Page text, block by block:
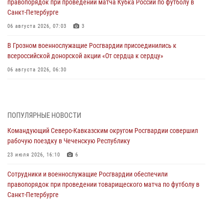
правопорядок при проведении матча Кубка России по футболу в
Санкт-Петербурге
06 августа 2026, 07:03 3
В Грозном военнослужащие Росгвардии присоединились к
всероссийской донорской акции «От сердца к сердцу»
06 августа 2026, 06:30
06 августа 2026, 06:15
На Сахалине при участии СОБР Росгвардии пресекли нелегальную
добычу биоресурсов
06 августа 2026, 05:12
Росгвардейцы уничтожили свыше 120 беспилотников в ЛНР
06 августа 2026, 05:00
ПОПУЛЯРНЫЕ НОВОСТИ
Командующий Северо-Кавказским округом Росгвардии совершил
рабочую поездку в Чеченскую Республику
23 июля 2026, 16:10 6
Сотрудники и военнослужащие Росгвардии обеспечили
правопорядок при проведении товарищеского матча по футболу в
Санкт-Петербурге